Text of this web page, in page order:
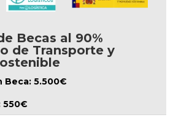
Becas al 90%
de Transporte y
Beca: 5.500€
550€